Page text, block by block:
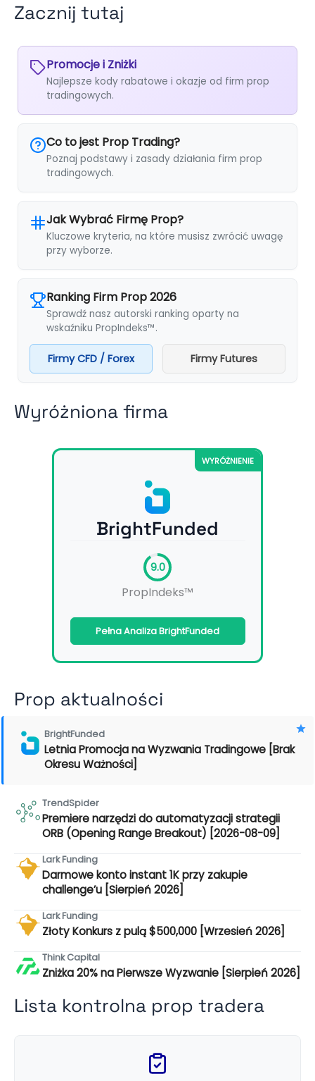
Zacznij tutaj
Promocje i Zniżki
Najlepsze kody rabatowe i okazje od firm prop
tradingowych.
Co to jest Prop Trading?
Poznaj podstawy i zasady działania firm prop
tradingowych.
Jak Wybrać Firmę Prop?
Kluczowe kryteria, na które musisz zwrócić uwagę
przy wyborze.
Ranking Firm Prop 2026
Sprawdź nasz autorski ranking oparty na
wskaźniku PropIndeks™.
Firmy CFD / Forex Firmy Futures
Wyróżniona firma
WYRÓŻNIENIE
BrightFunded
9.0
PropIndeks™
Pełna Analiza BrightFunded
Prop aktualności
BrightFunded
Letnia Promocja na Wyzwania Tradingowe [Brak
Okresu Ważności]
TrendSpider
Premiere narzędzi do automatyzacji strategii
ORB (Opening Range Breakout) [2026-08-09]
Lark Funding
Darmowe konto instant 1K przy zakupie
challenge’u [Sierpień 2026]
Lark Funding
Złoty Konkurs z pulą $500,000 [Wrzesień 2026]
Think Capital
Zniżka 20% na Pierwsze Wyzwanie [Sierpień 2026]
Lista kontrolna prop tradera